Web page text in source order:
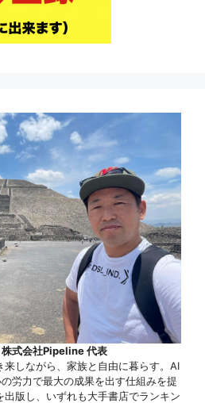
株式会社Pipeline 代表
しながら、家族と自由に暮らす。AI
労力で最大の成果を出す仕組みを提
版し、いずれも大手書店でランキン